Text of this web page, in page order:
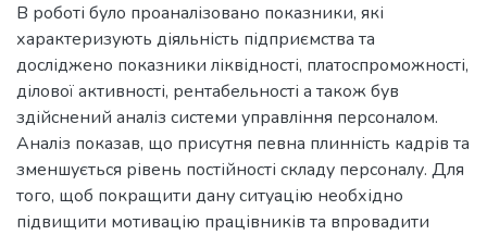
В роботі було проаналізовано показники, які
характеризують діяльність підприємства та
досліджено показники ліквідності, платоспроможності,
ділової активності, рентабельності а також був
здійснений аналіз системи управління персоналом.
Аналіз показав, що присутня певна плинність кадрів та
зменшується рівень постійності складу персоналу. Для
того, щоб покращити дану ситуацію необхідно
підвищити мотивацію працівників та впровадити